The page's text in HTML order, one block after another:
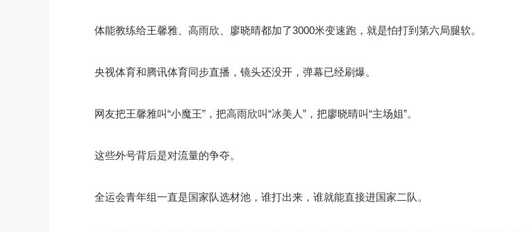
体能教练给王馨雅、高雨欣、廖晓晴都加了3000米变速跑，就是怕打到第六局腿软。
央视体育和腾讯体育同步直播，镜头还没开，弹幕已经刷爆。
网友把王馨雅叫“小魔王”，把高雨欣叫“冰美人”，把廖晓晴叫“主场姐”。
这些外号背后是对流量的争夺。
全运会青年组一直是国家队选材池，谁打出来，谁就能直接进国家二队。